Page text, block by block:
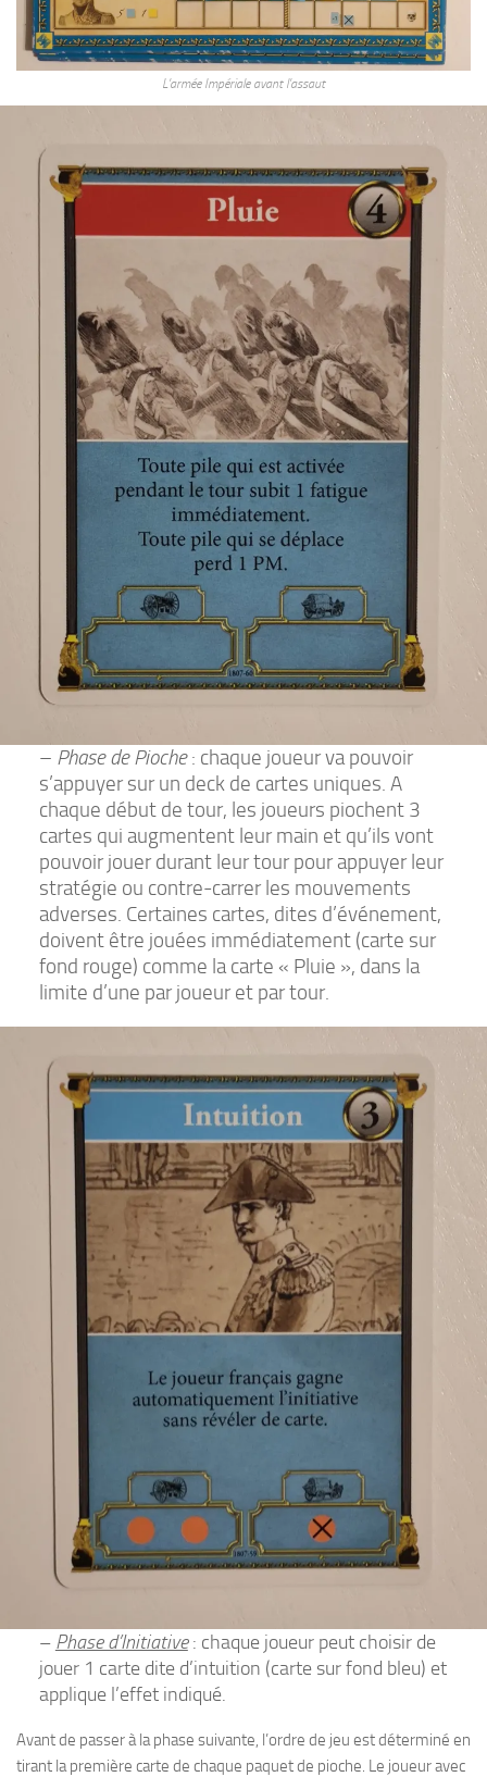
L’armée Impériale avant l’assaut
– Phase de Pioche: chaque joueur va pouvoir
s’appuyer sur un deck de cartes uniques. A
chaque début de tour, les joueurs piochent 3
cartes qui augmentent leur main et qu’ils vont
pouvoir jouer durant leur tour pour appuyer leur
stratégie ou contre-carrer les mouvements
adverses. Certaines cartes, dites d’événement,
doivent être jouées immédiatement (carte sur
fond rouge) comme la carte « Pluie », dans la
limite d’une par joueur et par tour.
– Phase d’Initiative: chaque joueur peut choisir de
jouer 1 carte dite d’intuition (carte sur fond bleu) et
applique l’effet indiqué.
Avant de passer à la phase suivante, l’ordre de jeu est déterminé en
tirant la première carte de chaque paquet de pioche. Le joueur avec